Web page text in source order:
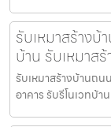
รับเหมาสร้าง
บ้าน รับเหมาส
รับเหมาสร้างบ้านถน
อาคาร รับรีโนเวทบ้